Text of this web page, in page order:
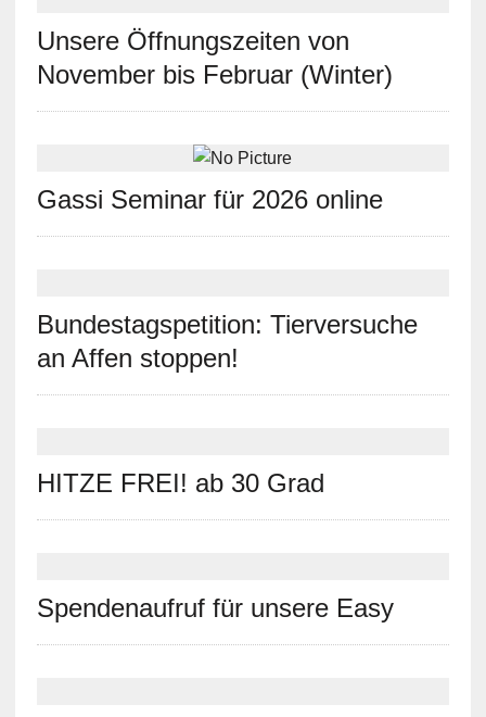
Unsere Öffnungszeiten von
November bis Februar (Winter)
Gassi Seminar für 2026 online
Bundestagspetition: Tierversuche
an Affen stoppen!
HITZE FREI! ab 30 Grad
Spendenaufruf für unsere Easy